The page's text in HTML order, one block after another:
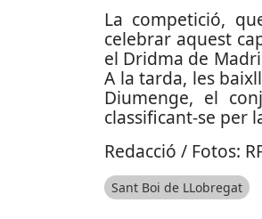
La competició,
celebrar aquest
el Dridma de
A la tarda, les
Diumenge, el
classificant-se per
Redacció / Fotos:
Sant Boi de LLobregat